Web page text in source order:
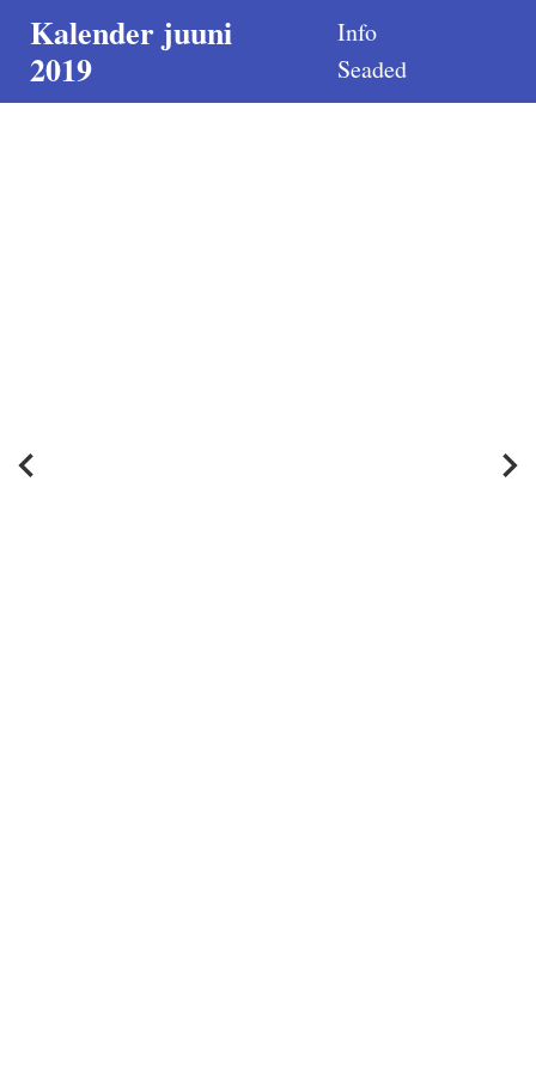
Kalender juuni
2019
Info
Seaded